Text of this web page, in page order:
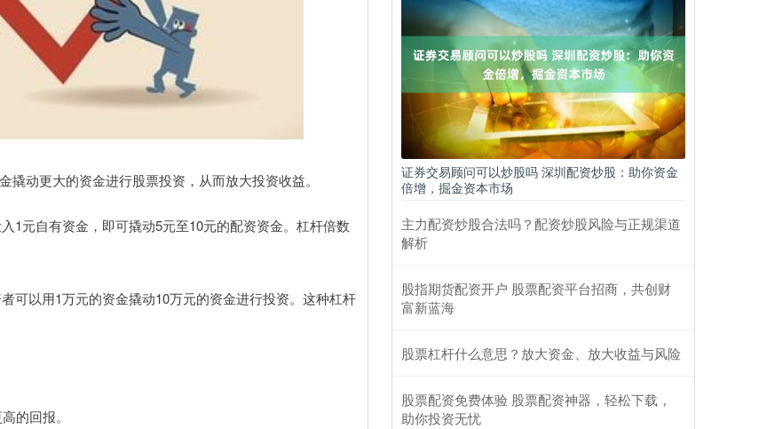
动更大的资金进行股票投资，从而放大投资收益。
1元自有资金，即可撬动5元至10元的配资资金。杠杆倍数
可以用1万元的资金撬动10万元的资金进行投资。这种杠杆
的回报。
证券交易顾问可以炒股吗 深圳配资炒股：助你资金
倍增，掘金资本市场
主力配资炒股合法吗？配资炒股风险与正规渠道
解析
股指期货配资开户 股票配资平台招商，共创财
富新蓝海
股票杠杆什么意思？放大资金、放大收益与风险
股票配资免费体验 股票配资神器，轻松下载，
助你投资无忧